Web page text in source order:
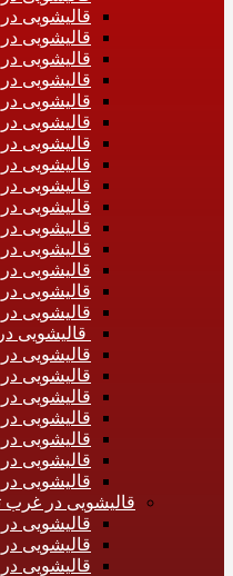
قالیشویی در
قالیشویی
قالیشویی
قالیشویی
قالیشویی
قالیشویی
قالیشویی
قالیشویی
قالیشویی در
قالیشویی
قالیشویی در
قالیشویی
قالیشویی
قالیشویی
قالیشویی در
قالیشویی
قالیشویی
قالیشویی در
قالیشویی
قالیشویی
قالیشویی
قالیشویی
قالیشویی
قالیشویی در غرب
قالیشویی
قالیشویی در
قالیشویی در